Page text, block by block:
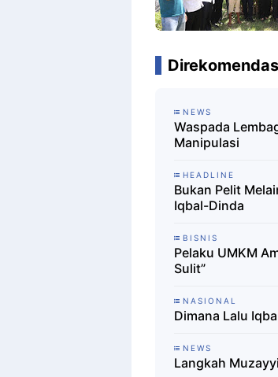
NEWS
Waspada
Manipulasi
HEADLINE
Bukan Pelit
Iqbal-Dinda
BISNIS
Pelaku UMKM
Sulit”
NASIONAL
Dimana Lalu
NEWS
Langkah